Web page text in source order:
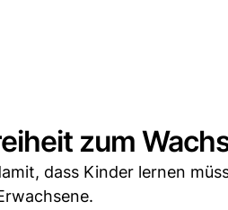
zum
dass Kinder lernen